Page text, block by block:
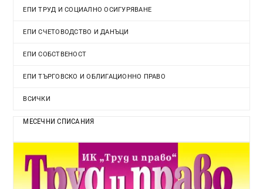
ЕПИ ТРУД И СОЦИАЛНО ОСИГУРЯВАНЕ
ЕПИ СЧЕТОВОДСТВО И ДАНЪЦИ
ЕПИ СОБСТВЕНОСТ
ЕПИ ТЪРГОВСКО И ОБЛИГАЦИОННО ПРАВО
ВСИЧКИ
МЕСЕЧНИ СПИСАНИЯ